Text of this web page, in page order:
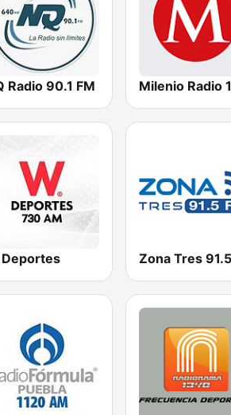
Radio 90.1 FM